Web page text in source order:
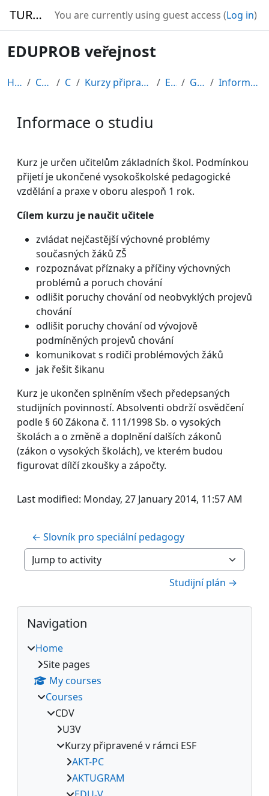
TURBO You are currently using guest access (Log in)
EDUPROB veřejnost
Home Courses CDV Kurzy připravené v rámci ESF EDU-V General Informace o studiu
Informace o studiu
Kurz je určen učitelům základních škol. Podmínkou
přijetí je ukončené vysokoškolské pedagogické
vzdělání a praxe v oboru alespoň 1 rok.
Cílem kurzu je naučit učitele
zvládat nejčastější výchovné problémy
současných žáků ZŠ
rozpoznávat příznaky a příčiny výchovných
problémů a poruch chování
odlišit poruchy chování od neobvyklých projevů
chování
odlišit poruchy chování od vývojově
podmíněných projevů chování
komunikovat s rodiči problémových žáků
jak řešit šikanu
Kurz je ukončen splněním všech předepsaných
studijních povinností. Absolventi obdrží osvědčení
podle § 60 Zákona č. 111/1998 Sb. o vysokých
školách a o změně a doplnění dalších zákonů
(zákon o vysokých školách), ve kterém budou
figurovat dílčí zkoušky a zápočty.
Last modified: Monday, 27 January 2014, 11:57 AM
← Slovník pro speciální pedagogy
Jump to activity
Studijní plán →
Blocks
Skip Navigation
Navigation
Home
Site pages
My courses
Courses
CDV
U3V
Kurzy připravené v rámci ESF
AKT-PC
AKTUGRAM